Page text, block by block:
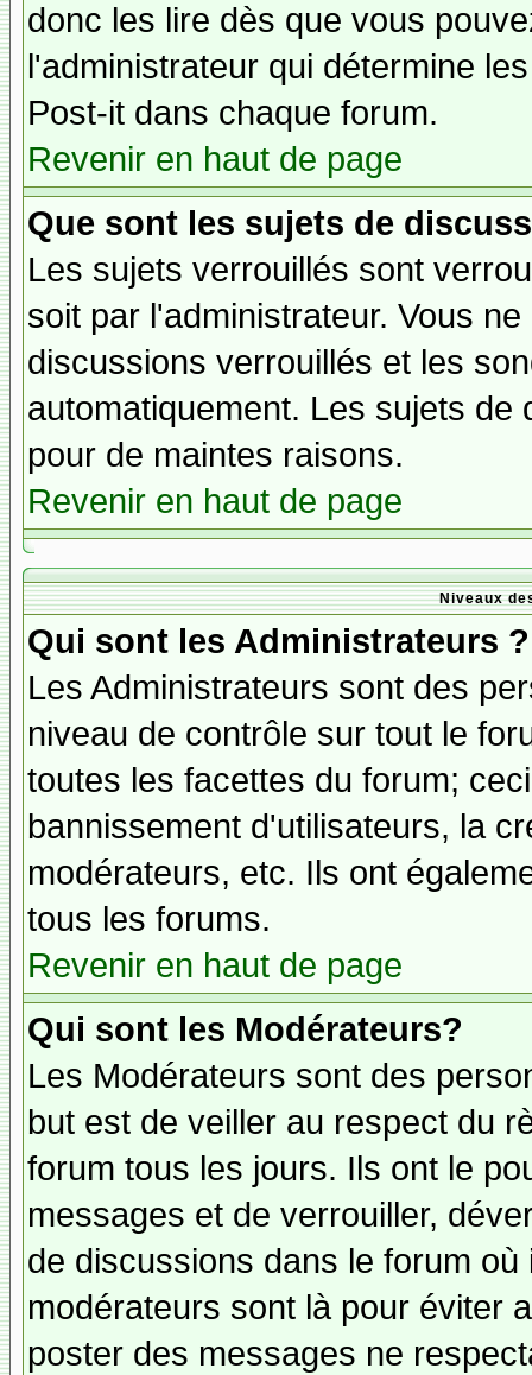
donc les lire dès que vous
l'administrateur qui détermine
Post-it dans chaque forum.
Revenir en haut de page
Que sont les sujets de
Les sujets verrouillés sont
soit par l'administrateur. Vous
discussions verrouillés et les
automatiquement. Les sujets
pour de maintes raisons.
Revenir en haut de page
Niveaux
Qui sont les Administrateurs ?
Les Administrateurs sont des
niveau de contrôle sur tout le
toutes les facettes du forum;
bannissement d'utilisateurs, la
modérateurs, etc. Ils ont
tous les forums.
Revenir en haut de page
Qui sont les Modérateurs?
Les Modérateurs sont des
but est de veiller au respect du
forum tous les jours. Ils ont le
messages et de verrouiller,
de discussions dans le forum
modérateurs sont là pour éviter
poster des messages ne